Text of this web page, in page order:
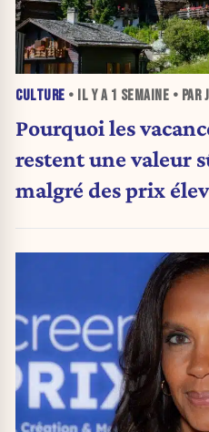
CULTURE • IL Y A 1 SEMAINE • PAR
Pourquoi les
restent une valeur
malgré des prix